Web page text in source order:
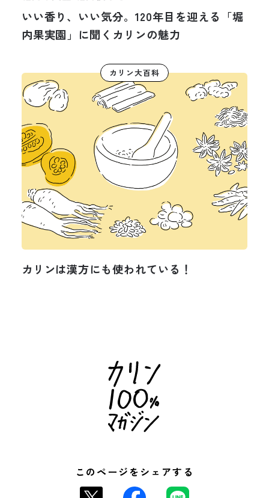
いい香り、いい気分。120年目を迎える「堀
内果実園」に聞くカリンの魅力
カリン大百科
カリンは漢方にも使われている！
このページをシェアする